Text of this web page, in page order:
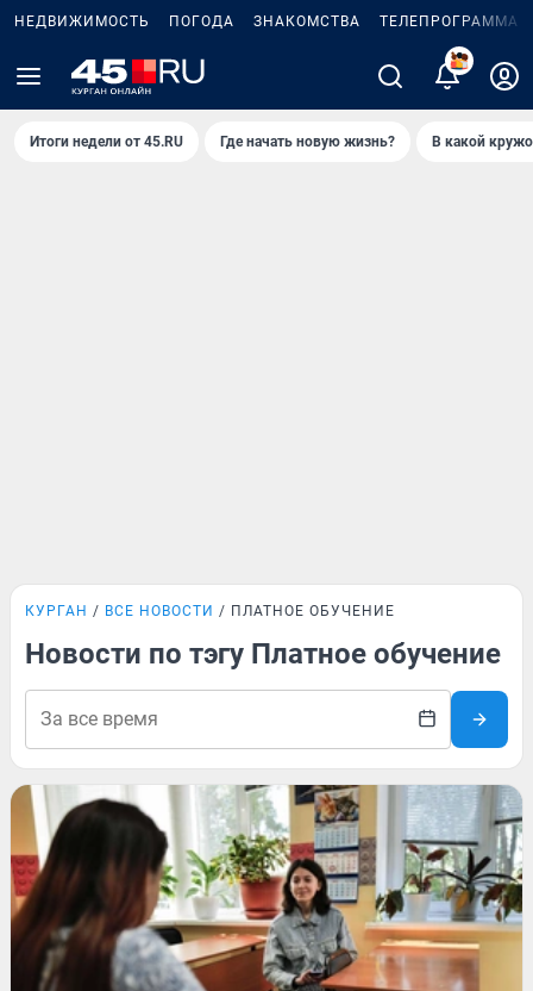
НЕДВИЖИМОСТЬ ПОГОДА ЗНАКОМСТВА ТЕЛЕПРОГРАММА
2
Итоги недели от 45.RU Где начать новую жизнь? В какой
КУРГАН ВСЕ НОВОСТИ ПЛАТНОЕ ОБУЧЕНИЕ
Новости по тэгу Платное обучение